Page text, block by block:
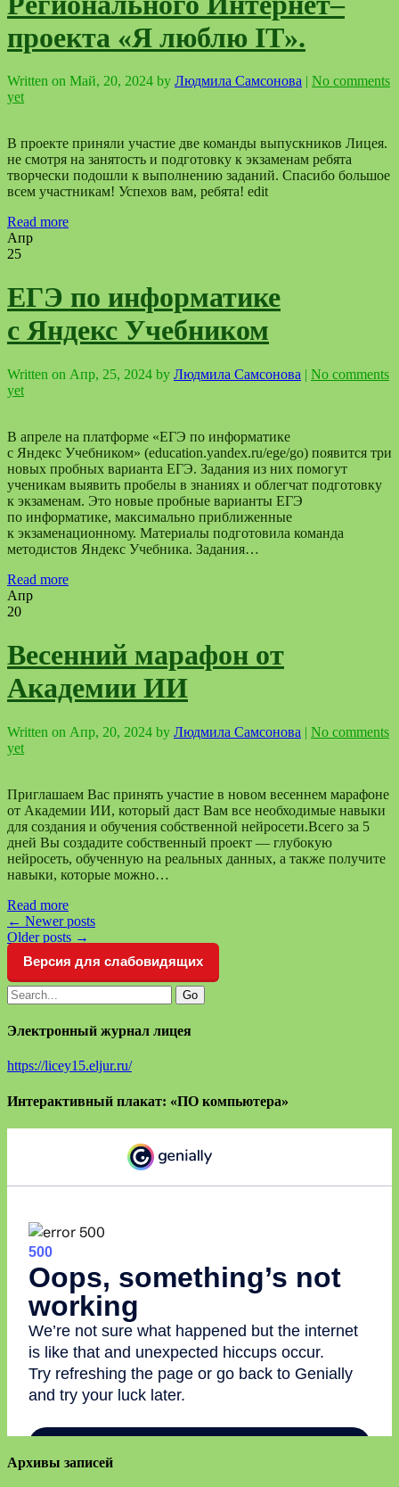
проекта «Я люблю IT».
Written on Май, 20, 2024 by Людмила Самсонова | No comments
yet
В проекте приняли участие две команды выпускников Лицея.
не смотря на занятость и подготовку к экзаменам ребята
творчески подошли к выполнению заданий. Спасибо большое
всем участникам! Успехов вам, ребята! edit
Read more
Апр
25
ЕГЭ по информатике
с Яндекс Учебником
Written on Апр, 25, 2024 by Людмила Самсонова | No comments
yet
В апреле на платформе «ЕГЭ по информатике
с Яндекс Учебником» (education.yandex.ru/ege/go) появится три
новых пробных варианта ЕГЭ. Задания из них помогут
ученикам выявить пробелы в знаниях и облегчат подготовку
к экзаменам. Это новые пробные варианты ЕГЭ
по информатике, максимально приближенные
к экзаменационному. Материалы подготовила команда
методистов Яндекс Учебника. Задания…
Read more
Апр
20
Весенний марафон от
Академии ИИ
Written on Апр, 20, 2024 by Людмила Самсонова | No comments
yet
Приглашаем Вас принять участие в новом весеннем марафоне
от Академии ИИ, который даст Вам все необходимые навыки
для создания и обучения собственной нейросети.Всего за 5
дней Вы создадите собственный проект — глубокую
нейросеть, обученную на реальных данных, а также получите
навыки, которые можно…
Read more
← Newer posts
Older posts →
Версия для слабовидящих
Электронный журнал лицея
https://licey15.eljur.ru/
Интерактивный плакат: «ПО компьютера»
Архивы записей